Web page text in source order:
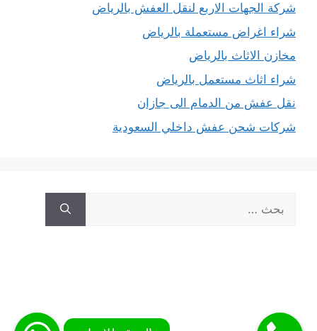
شركة الجهات الاربع لنقل العفش بالرياض
شراء اغراض مستعملة بالرياض
مخازن الاثاث بالرياض
شراء اثاث مستعمل بالرياض
نقل عفش من الدمام الى جازان
شركات شحن عفش داخلي السعودية
عن: